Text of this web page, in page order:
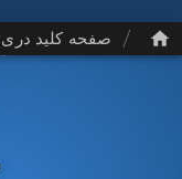
/ صفحه کلید دری